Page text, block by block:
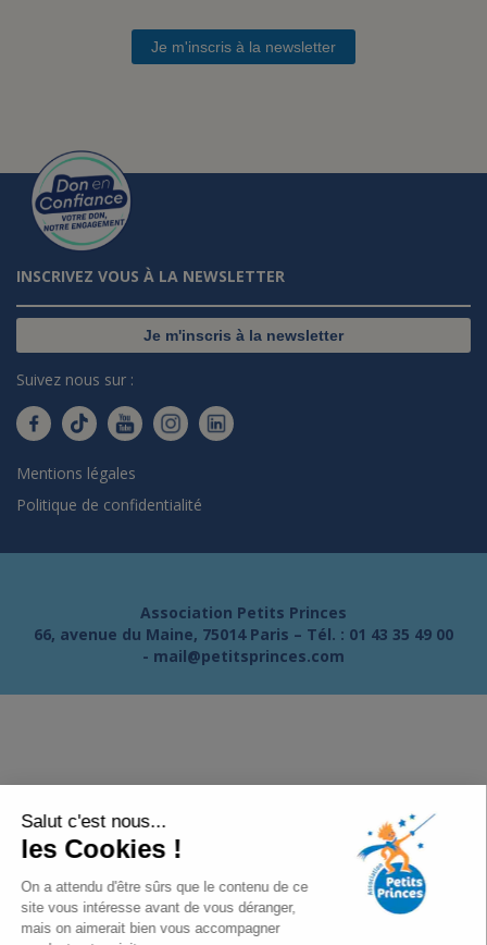
Salut c'est nous...
les Cookies !
On a attendu d'être sûrs que le contenu de ce
site vous intéresse avant de vous déranger,
mais on aimerait bien vous accompagner
Je m'inscris à la newsletter
INSCRIVEZ VOUS À LA NEWSLETTER
Je m'inscris à la newsletter
Suivez nous sur :
Mentions légales
Politique de confidentialité
Association Petits Princes
66, avenue du Maine, 75014 Paris – Tél. : 01 43 35 49 00
- mail@petitsprinces.com